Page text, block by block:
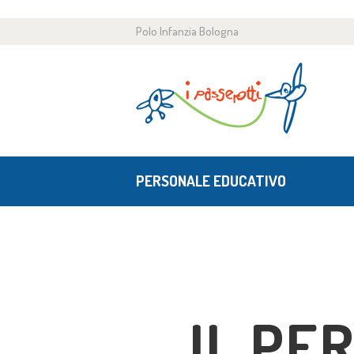
Polo Infanzia Bologna
PERSONALE EDUCATIVO